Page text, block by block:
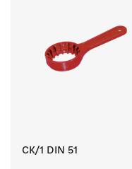
CK/1 DIN 51